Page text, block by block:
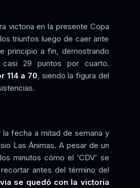
victoria en la presente Copa
triunfos luego de caer ante
principio a fin, demostrando
casi 29 puntos por cuarto.
114 a 70, siendo la figura del
la fecha a mitad de semana y
Las Ánimas. A pesar de un
minutos cómo el ‘CDV’ se
antes del término del
se quedó con la victoria